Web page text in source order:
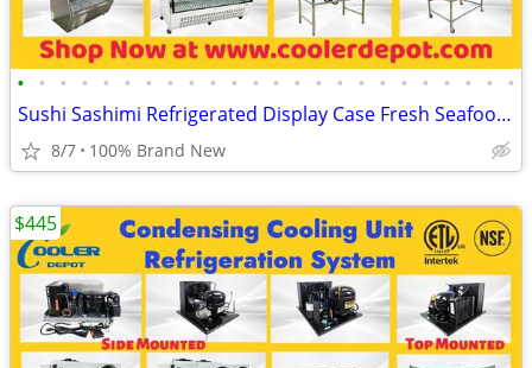
• • • • • • • • • • • • • • • • • • • • • • • •
Sushi Sashimi Refrigerated Display Case Fresh Seafood Showcase Fish Cl
8/7 100% Brand New
$445